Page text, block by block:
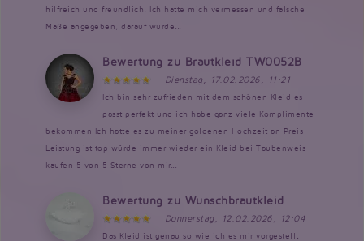
hilfreich und freundlich. Ich hatte mich vermessen und falsche
Maße angegeben, darauf wurde...
Bewertung zu Brautkleid TW0052B
Dienstag, 17.02.2026, 11:21
Ich bin sehr zufrieden mit dem schönen Kleid es
passt perfekt und ich habe ganz viele Komplimente
bekommen Ich hatte es zu meiner goldenen Hochzeit an Preis
Leistung ist top würde immer wieder ein Kleid bei Taubenweis
kaufen 5 von 5 Sterne von mir...
Bewertung zu Wunschbrautkleid
Donnerstag, 12.02.2026, 12:04
Das Kleid ist genau so wie ich es mir vorgestellt